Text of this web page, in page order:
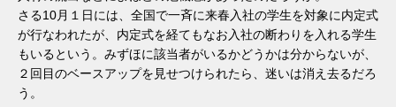
さる10月１日には、全国で一斉に来春入社の学生を対象に内定式
が行なわれたが、内定式を経てもなお入社の断わりを入れる学生
もいるという。みずほに該当者がいるかどうかは分からないが、
２回目のベースアップを見せつけられたら、迷いは消え去るだろ
う。